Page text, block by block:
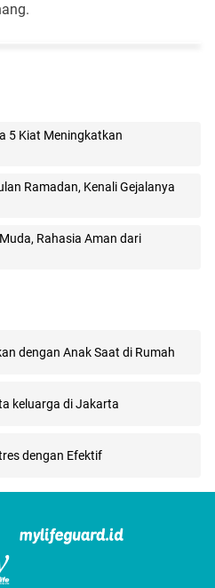
5 Kiat Meningkatkan
Ramadan, Kenali Gejalanya
Rahasia Aman dari
dengan Anak Saat di Rumah
keluarga di Jakarta
dengan Efektif